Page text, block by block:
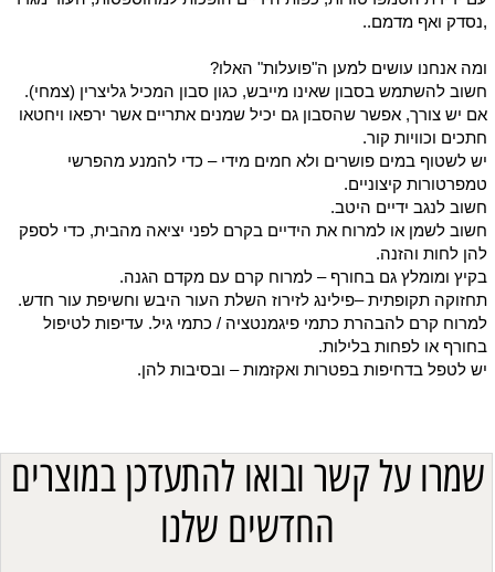
,נסדק ואף מדמם..
ומה אנחנו עושים למען ה"פועלות" האלו?
חשוב להשתמש בסבון שאינו מייבש, כגון סבון המכיל גליצרין (צמחי).
אם יש צורך, אפשר שהסבון גם יכיל שמנים אתריים אשר ירפאו ויחטאו
חתכים וכוויות קור.
יש לשטוף במים פושרים ולא חמים מידי – כדי להמנע מהפרשי
טמפרטורות קיצוניים.
חשוב לנגב ידיים היטב.
חשוב לשמן או למרוח את הידיים בקרם לפני יציאה מהבית, כדי לספק
להן לחות והזנה.
בקיץ ומומלץ גם בחורף – למרוח קרם עם מקדם הגנה.
תחזוקה תקופתית –פילינג לזירוז השלת העור היבש וחשיפת עור חדש.
למרוח קרם להבהרת כתמי פיגמנטציה / כתמי גיל. עדיפות לטיפול
בחורף או לפחות בלילות.
יש לטפל בדחיפות בפטרות ואקזמות – ובסיבות להן.
שמרו על קשר ובואו להתעדכן במוצרים
החדשים שלנו